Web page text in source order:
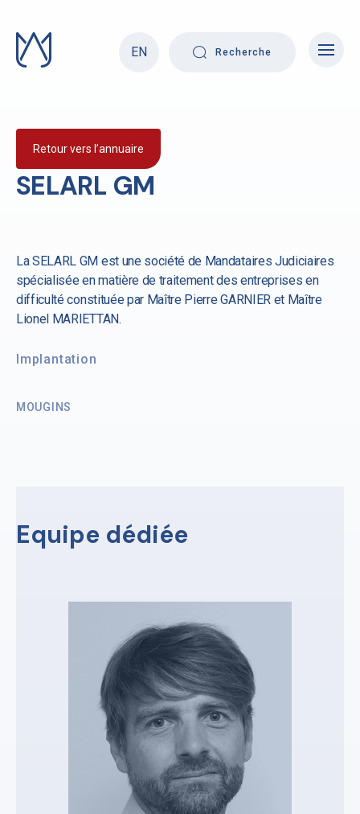
content
EN
Recherche
SELARL GM
Retour vers l’annuaire
Implantation
MOUGINS
La SELARL GM est une société de Mandataires Judiciaires
spécialisée en matière de traitement des entreprises en
difficulté constituée par Maître Pierre GARNIER et Maître
Lionel MARIETTAN.
Equipe dédiée